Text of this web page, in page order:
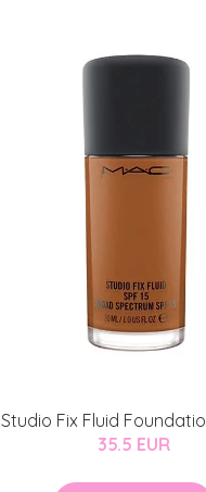
Studio Fix Fluid
35.5 EUR